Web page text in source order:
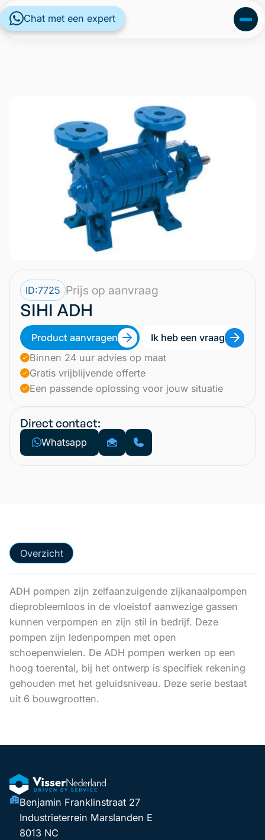
ID:7725 Prijs op aanvraag
SIHI ADH
Product aanvragen
Ik heb een vraag
Binnen 24 uur advies op maat
Gratis vrijblijvende offerte
Een passende oplossing voor jouw situatie
Direct contact:
Whatsapp
Overzicht
ADH pompen zijn zelfaanzuigende zijkanaalpompen
dieprobleemloos in de vloeistof aanwezige gassen
kunnen verpompen en zijn stil in bedrijf. Deze
pompen zijn ledenpompen met open
schoepenwielen. De ADH pompen werken op een
hoog toerental, bij het ontwerp is specifiek rekening
gehouden met het geluidsniveau. Deze serie bestaat
uit 6 bouwgrootten.
Benjamin Franklinstraat 27
Industrieterrein Marslanden E
8013 NC
Chat met een expert